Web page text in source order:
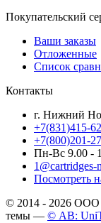
Покупательский
Ваши заказы
Отложенные
Список
Контакты
г. Нижний
+7(831)415-
+7(800)201-
Пн-Вс 9.00 -
1@cartridges-
Посмотреть
© 2014 - 2026
темы — © AB: